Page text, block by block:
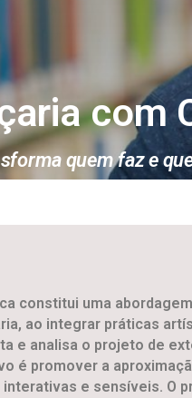
com
quem faz e
constitui uma
ao integrar práticas
e analisa o projeto de
é promover a
e sensíveis. O